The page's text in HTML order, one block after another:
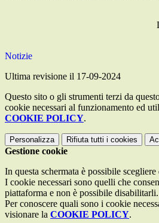
Notizie
Ultima revisione il 17-09-2024
Questo sito o gli strumenti terzi da
cookie necessari al funzionamento ed
COOKIE POLICY.
Personalizza Rifiuta tutti i cookies
Gestione cookie
In questa schermata è possibile
I cookie necessari sono quelli che
piattaforma e non è possibile disabilitarli.
Per conoscere quali sono i cookie
visionare la COOKIE POLICY.